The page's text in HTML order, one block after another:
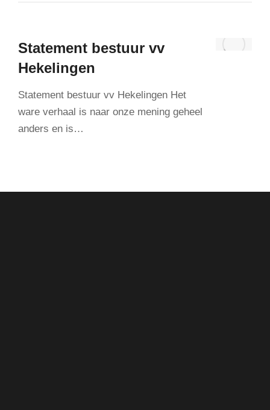
Statement bestuur vv
Hekelingen
Statement bestuur vv Hekelingen Het
ware verhaal is naar onze mening geheel
anders en is…